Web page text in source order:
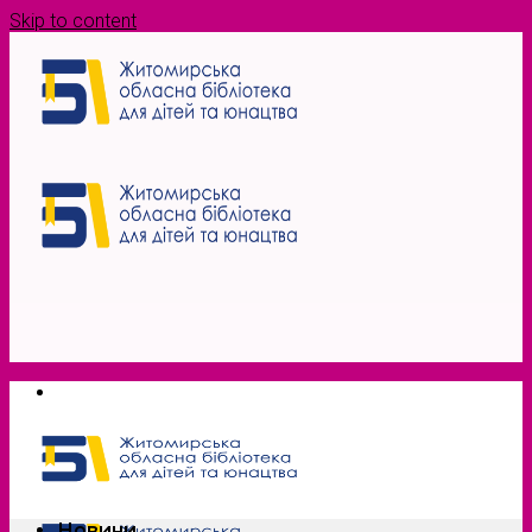
Skip to content